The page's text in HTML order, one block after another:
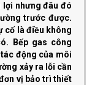
nhưng đâu đó
trước được.
cố là điều không
Bếp gas công
động của môi
xảy ra lỗi cần
vị bảo trì thiết